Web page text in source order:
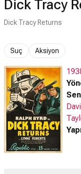
Dick Tracy
Dick Tracy Returns
Suç Aksiyon